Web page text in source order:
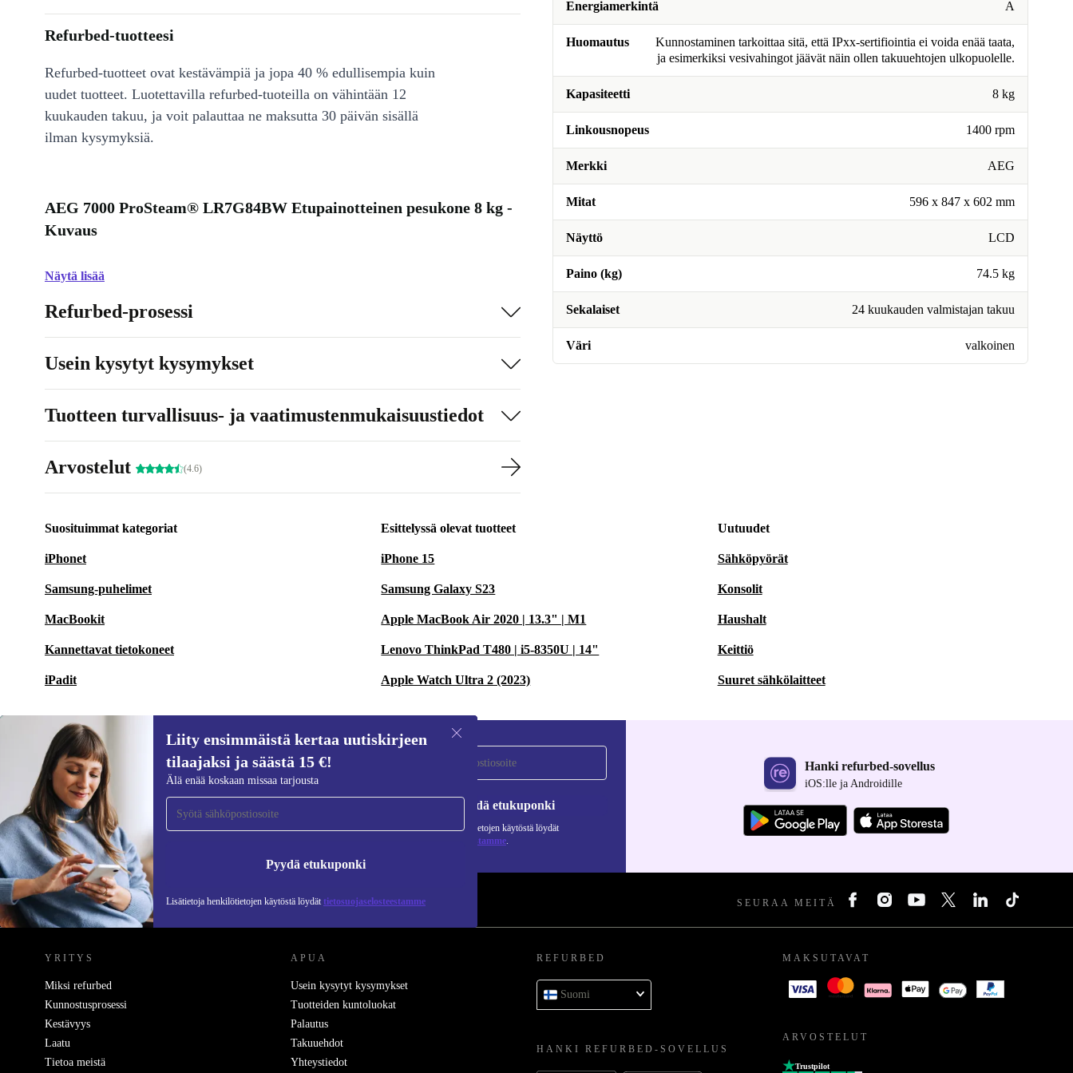
Energiamerkintä A
Huomautus
Kunnostaminen tarkoittaa sitä, että IPxx-sertifiointia ei voida enää taata,
ja esimerkiksi vesivahingot jäävät näin ollen takuuehtojen ulkopuolelle.
Kapasiteetti 8 kg
Linkousnopeus 1400 rpm
Merkki AEG
Mitat 596 x 847 x 602 mm
Näyttö LCD
Paino (kg) 74.5 kg
Sekalaiset 24 kuukauden valmistajan takuu
Väri valkoinen
Refurbed-tuotteesi
Refurbed-tuotteet ovat kestävämpiä ja jopa 40 % edullisempia kuin
uudet tuotteet. Luotettavilla refurbed-tuoteilla on vähintään 12
kuukauden takuu, ja voit palauttaa ne maksutta 30 päivän sisällä
ilman kysymyksiä.
AEG 7000 ProSteam® LR7G84BW Etupainotteinen pesukone 8 kg -
Kuvaus
Näytä lisää
Refurbed-prosessi
Usein kysytyt kysymykset
Tuotteen turvallisuus- ja vaatimustenmukaisuustiedot
Arvostelut (4.6)
Suosituimmat kategoriat
iPhonet
Samsung-puhelimet
MacBookit
Kannettavat tietokoneet
iPadit
Esittelyssä olevat tuotteet
iPhone 15
Samsung Galaxy S23
Apple MacBook Air 2020 | 13.3" | M1
Lenovo ThinkPad T480 | i5-8350U | 14"
Apple Watch Ultra 2 (2023)
Uutuudet
Sähköpyörät
Konsolit
Haushalt
Keittiö
Suuret sähkölaitteet
Liity ensimmäistä kertaa uutiskirjeen
tilaajaksi ja säästä 15 €!
Älä enää koskaan missaa tarjousta
Pyydä etukuponki
Lisätietoja henkilötietojen käytöstä löydät tietosuojaselosteestamme
Liity ensimmäistä kertaa uutiskirjeen
tilaajaksi ja säästä 15 €!
Älä missaa enää yhtäkään tarjousta.
Pyydä etukuponki
Lisätietoja henkilötietojen käytöstä löydät
tietosuojaselosteestamme.
Hanki refurbed-sovellus
iOS:lle ja Androidille
REFURBED SUOMI - RETHINK NEW. SEURAA MEITÄ
YRITYS
Miksi refurbed
Kunnostusprosessi
Kestävyys
Laatu
Tietoa meistä
APUA
Usein kysytyt kysymykset
Tuotteiden kuntoluokat
Palautus
Takuuehdot
Yhteystiedot
REFURBED
Suomi
HANKI REFURBED-SOVELLUS
MAKSUTAVAT
ARVOSTELUT
Trustpilot